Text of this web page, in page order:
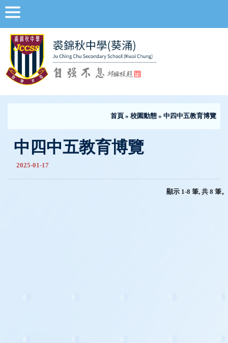
首頁 » 校園動態 » 中四中五教育博覽
中四中五教育博覽
2025-01-17
顯示 1-8 筆, 共 8 筆。